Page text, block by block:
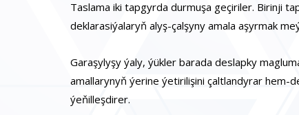
Taslama iki tapgyrda durmuşa geçiriler. Birinji
deklarasiýalaryň alyş-çalşyny amala aşyrmak
Garaşylyşy ýaly, ýükler barada deslapky
amallarynyň ýerine ýetirilişini çaltlandyrar hem-
ýeňilleşdirer.